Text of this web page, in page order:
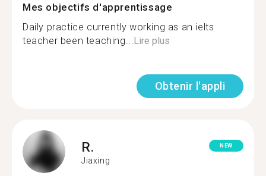
Mes objectifs d'apprentissage
Daily practice currently working as an ielts
teacher been teaching... Lire plus
Obtenir l'appli
R.
Jiaxing
NEW